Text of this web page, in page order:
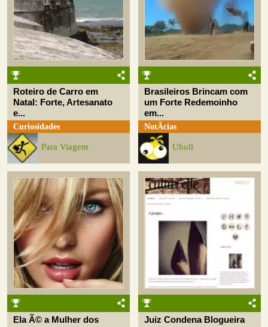
Roteiro de Carro em
Natal: Forte, Artesanato
e...
Curiosidades
Para Viagem
Brasileiros Brincam com
um Forte Redemoinho
em...
NotÃ­cias
Uhull
Ela Ã© a Mulher dos
Juiz Condena Blogueira